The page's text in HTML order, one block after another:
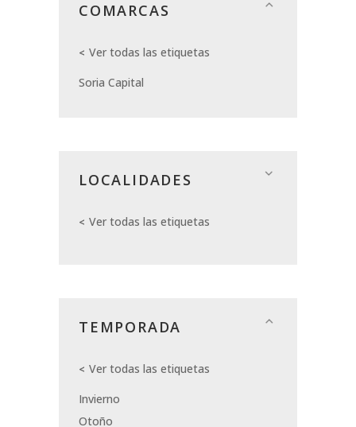
COMARCAS
Ver todas las etiquetas
Soria Capital
LOCALIDADES
Ver todas las etiquetas
TEMPORADA
Ver todas las etiquetas
Invierno
Otoño